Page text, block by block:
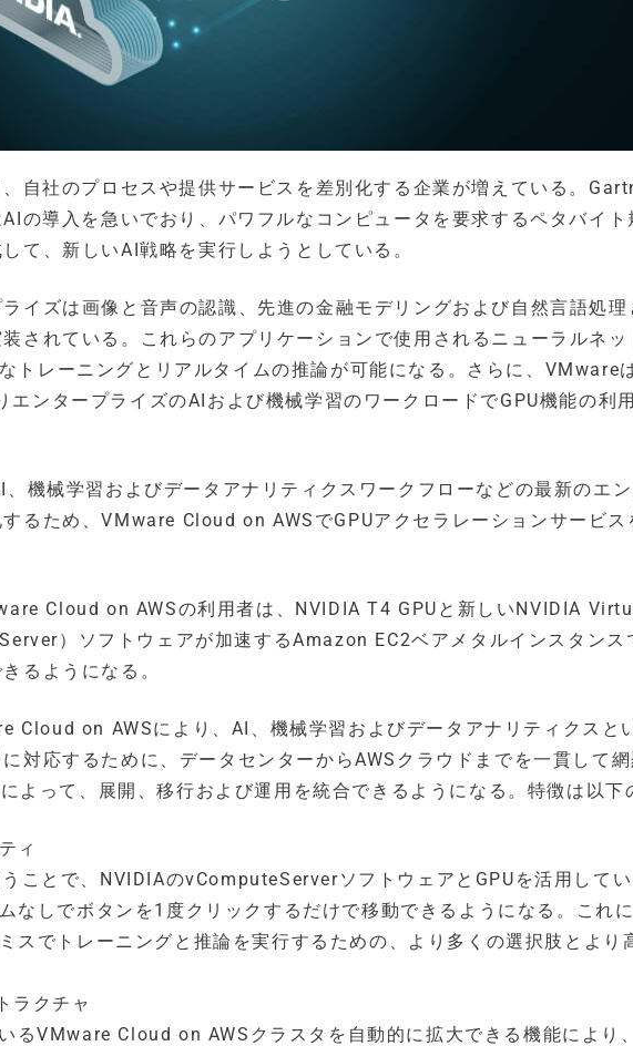
自社のプロセスや提供サービスを差別化する企業が増えている。
の導入を急いでおり、パワフルなコンピュータを要求するペタバイト
て、新しいAI戦略を実行しようとしている。
イズは画像と音声の認識、先進の金融モデリングおよび自然言語処理
されている。これらのアプリケーションで使用されるニューラルネッ
トレーニングとリアルタイムの推論が可能になる。さらに、VMware
ンタープライズのAIおよび機械学習のワークロードでGPU機能の利
機械学習およびデータアナリティクスワークフローなどの最新のエ
るため、VMware Cloud on AWSでGPUアクセラレーションサービス
Cloud on AWSの利用者は、NVIDIA T4 GPUと新しいNVIDIA
）ソフトウェアが加速するAmazon EC2ベアメタルインスタンス
るようになる。
Cloud on AWSにより、AI、機械学習およびデータアナリティクスと
対応するために、データセンターからAWSクラウドまでを一貫して網
よって、展開、移行および運用を統合できるようになる。特徴は以下
ィ
ことで、NVIDIAのvComputeServerソフトウェアとGPUを活用して
なしでボタンを1度クリックするだけで移動できるようになる。これに
スでトレーニングと推論を実行するための、より多くの選択肢とより
ラクチャ
るVMware Cloud on AWSクラスタを自動的に拡大できる機能により